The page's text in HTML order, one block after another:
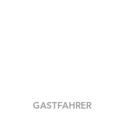
GASTFAHRER